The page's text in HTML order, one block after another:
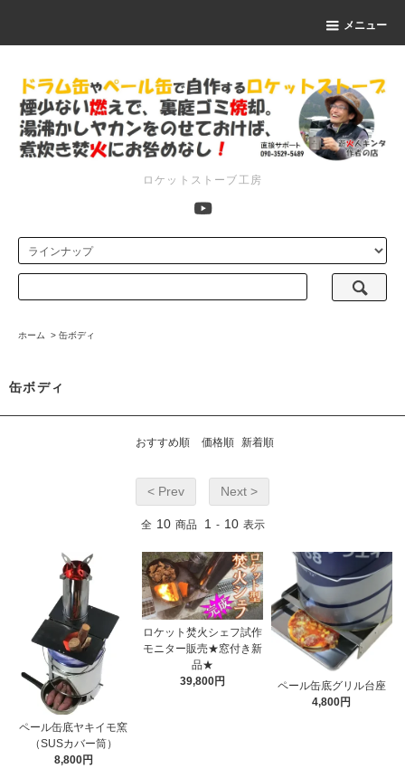
メニュー
ロケットストーブ工房
ホーム > 缶ボディ
缶ボディ
おすすめ順 価格順 新着順
< Prev Next >
全 10 商品 1 - 10 表示
ペール缶底ヤキイモ窯
（SUSカバー筒）
8,800円
ロケット焚火シェフ試作
モニター販売★窓付き新
品★
39,800円
ペール缶底グリル台座
4,800円